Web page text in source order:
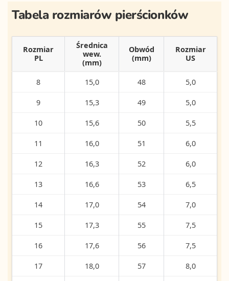
Tabela rozmiarów pierścionków
Rozmiar
PL
Średnica
wew.
(mm)
Obwód
(mm)
Rozmiar
US
8 15,0 48 5,0
9 15,3 49 5,0
10 15,6 50 5,5
11 16,0 51 6,0
12 16,3 52 6,0
13 16,6 53 6,5
14 17,0 54 7,0
15 17,3 55 7,5
16 17,6 56 7,5
17 18,0 57 8,0